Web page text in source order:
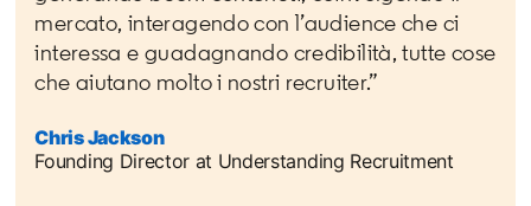
mercato, interagendo con l’audience che ci
interessa e guadagnando credibilità, tutte cose
che aiutano molto i nostri recruiter.”
Chris Jacksonopens in a new tab
Founding Director at Understanding Recruitment